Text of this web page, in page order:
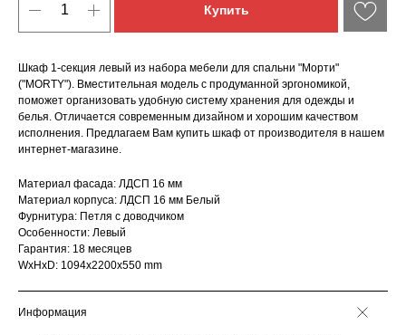
Купить
Шкаф 1-секция левый из набора мебели для спальни "Морти"
("MORTY"). Вместительная модель с продуманной эргономикой,
поможет организовать удобную систему хранения для одежды и
белья. Отличается современным дизайном и хорошим качеством
исполнения. Предлагаем Вам купить шкаф от производителя в нашем
интернет-магазине.
Материал фасада: ЛДСП 16 мм
Материал корпуса: ЛДСП 16 мм Белый
Фурнитура: Петля с доводчиком
Особенности: Левый
Гарантия: 18 месяцев
WxHxD: 1094x2200x550 mm
Информация